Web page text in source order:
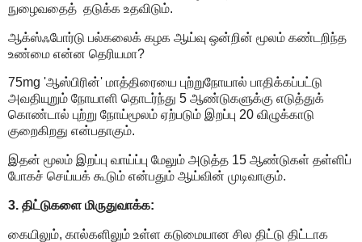
நுழைவதைத் தடுக்க உதவிடும்.
ஆக்ஸ்ஃபோர்டு பல்கலைக் கழக ஆய்வு ஒன்றின் மூலம் கண்டறிந்த
உண்மை என்ன தெரியமா?
75mg 'ஆஸ்பிரின்' மாத்திரையை புற்றுநோயால் பாதிக்கப்பட்டு
அவதியுறும் நோயாளி தொடர்ந்து 5 ஆண்டுகளுக்கு எடுத்துக்
கொண்டால் புற்று நோய்மூலம் ஏற்படும் இறப்பு 20 விழுக்காடு
குறைகிறது என்பதாகும்.
இதன் மூலம் இறப்பு வாய்ப்பு மேலும் அடுத்த 15 ஆண்டுகள் தள்ளிப்
போகச் செய்யக் கூடும் என்பதும் ஆய்வின் முடிவாகும்.
3. திட்டுகளை மிருதுவாக்க:
கையிலும், கால்களிலும் உள்ள கடுமையான சில திட்டு திட்டாக